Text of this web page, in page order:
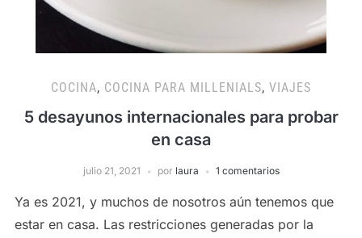
COCINA, COCINA PARA MILLENIALS, VIAJES
5 desayunos internacionales para probar
en casa
julio 21, 2021 por laura 1 comentarios
Ya es 2021, y muchos de nosotros aún tenemos que
estar en casa. Las restricciones generadas por la